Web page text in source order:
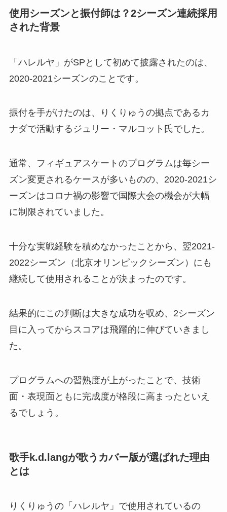
使用シーズンと振付師は？2シーズン連続採用
された背景
「ハレルヤ」がSPとして初めて披露されたのは、
2020-2021シーズンのことです。
振付を手がけたのは、りくりゅうの拠点であるカ
ナダで活動するジュリー・マルコット氏でした。
通常、フィギュアスケートのプログラムは毎シー
ズン変更されるケースが多いものの、2020-2021シ
ーズンはコロナ禍の影響で国際大会の機会が大幅
に制限されていました。
十分な実戦経験を積めなかったことから、翌2021-
2022シーズン（北京オリンピックシーズン）にも
継続して使用されることが決まったのです。
結果的にこの判断は大きな成功を収め、2シーズン
目に入ってからスコアは飛躍的に伸びていきまし
た。
プログラムへの習熟度が上がったことで、技術
面・表現面ともに完成度が格段に高まったといえ
るでしょう。
歌手k.d.langが歌うカバー版が選ばれた理由
とは
りくりゅうの「ハレルヤ」で使用されているの